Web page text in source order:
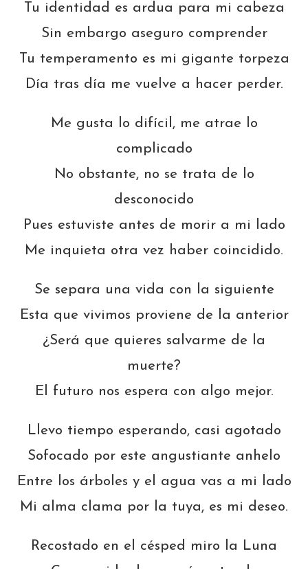
Tu identidad es ardua para mi cabeza
Sin embargo aseguro comprender
Tu temperamento es mi gigante torpeza
Día tras día me vuelve a hacer perder.
Me gusta lo difícil, me atrae lo
complicado
No obstante, no se trata de lo
desconocido
Pues estuviste antes de morir a mi lado
Me inquieta otra vez haber coincidido.
Se separa una vida con la siguiente
Esta que vivimos proviene de la anterior
¿Será que quieres salvarme de la
muerte?
El futuro nos espera con algo mejor.
Llevo tiempo esperando, casi agotado
Sofocado por este angustiante anhelo
Entre los árboles y el agua vas a mi lado
Mi alma clama por la tuya, es mi deseo.
Recostado en el césped miro la Luna